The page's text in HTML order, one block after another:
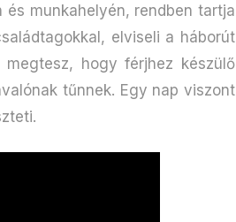
munkahelyén, rendben tartja
elviseli a háborút
hogy férjhez készülő
tűnnek. Egy nap viszont